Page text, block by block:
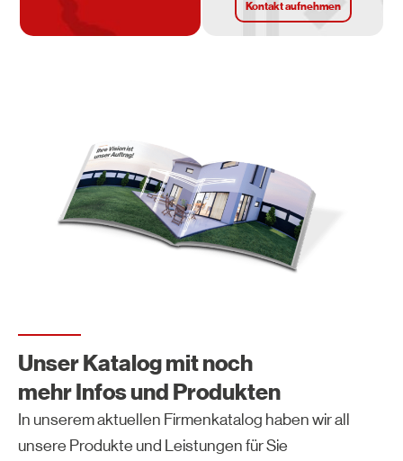
Kontakt aufnehmen
Unser Katalog mit noch
mehr Infos und Produkten
In unserem aktuellen Firmenkatalog haben wir all
unsere Produkte und Leistungen für Sie